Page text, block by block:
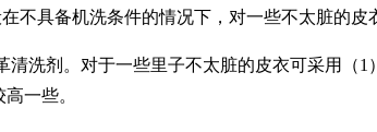
具备机洗条件的情况下，对一些不太脏的皮
清洗剂。对于一些里子不太脏的皮衣可采用（1
一些。